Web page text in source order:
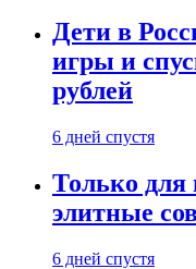
Дети в
игры и
рублей
6 дней спустя
Только
элитные
6 дней спустя